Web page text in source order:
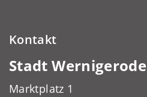
Kontakt
Stadt Wernigerode
Marktplatz 1